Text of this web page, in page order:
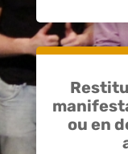
ou en